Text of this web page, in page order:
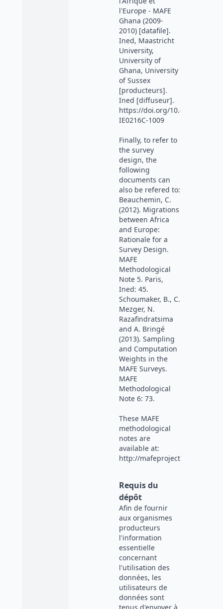
l'Europe - MAFE
Ghana (2009-
2010) [datafile].
Ined, Maastricht
University,
University of
Ghana, University
of Sussex
[producteurs].
Ined [diffuseur].
https://doi.org/10.48756/ined-
IE0216C-1009
Finally, to refer to
the survey
design, the
following
documents can
also be refered to:
Beauchemin, C.
(2012). Migrations
between Africa
and Europe:
Rationale for a
Survey Design.
MAFE
Methodological
Note 5. Paris,
Ined: 45.
Schoumaker, B., C.
Mezger, N.
Razafindratsima
and A. Bringé
(2013). Sampling
and Computation
Weights in the
MAFE Surveys.
MAFE
Methodological
Note 6: 73.
These MAFE
methodological
notes are
available at:
http://
Requis du
dépôt
Afin de fournir
aux organismes
producteurs
l'information
essentielle
concernant
l'utilisation des
données, les
utilisateurs de
données sont